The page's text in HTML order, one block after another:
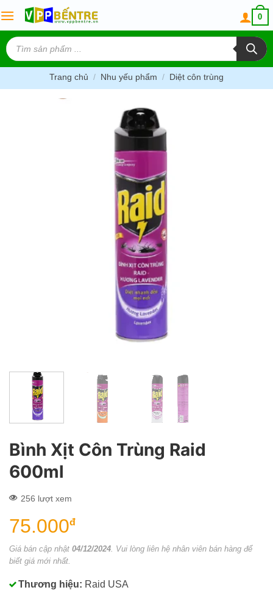
to
content
0
Tìm
kiếm
sản
phẩm
Trang chủ / Nhu yếu phẩm / Diệt côn trùng
Bình Xịt Côn Trùng Raid
600ml
256 lượt xem
75.000đ
Giá bán cập nhật 04/12/2024 . Vui lòng liên hệ nhân viên bán hàng để
biết giá mới nhất.
Thương hiệu: Raid USA